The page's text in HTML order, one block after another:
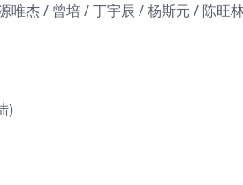
唯杰 / 曾培 / 丁宇辰 / 杨斯元 / 陈旺
)